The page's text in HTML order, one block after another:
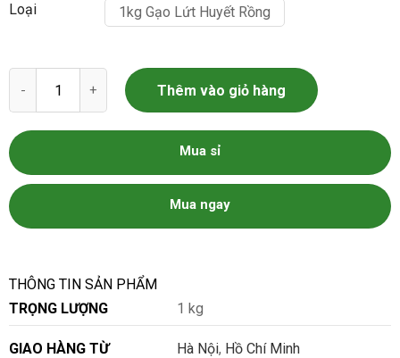
Loại
1kg Gạo Lứt Huyết Rồng
Gạo Lứt Huyết Rồng Phúc Thọ Dũng Hà số lượng
Thêm vào giỏ hàng
Mua sỉ
Mua ngay
THÔNG TIN SẢN PHẨM
TRỌNG LƯỢNG
1 kg
GIAO HÀNG TỪ Hà Nội, Hồ Chí Minh